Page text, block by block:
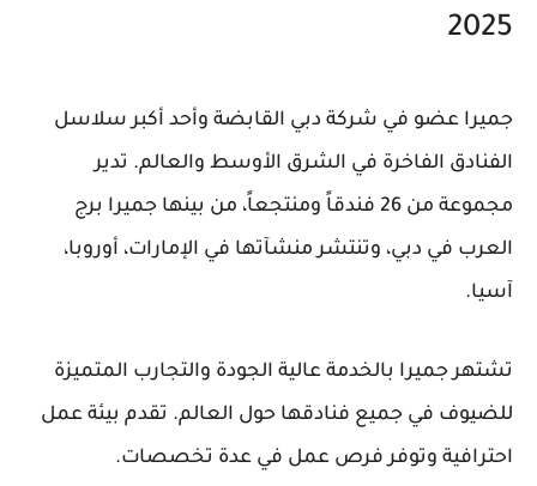
2025
جميرا عضو في شركة دبي القابضة وأحد أكبر سلاسل
الفنادق الفاخرة في الشرق الأوسط والعالم. تدير
مجموعة من 26 فندقاً ومنتجعاً، من بينها جميرا برج
العرب في دبي، وتنتشر منشآتها في الإمارات، أوروبا،
آسيا.
تشتهر جميرا بالخدمة عالية الجودة والتجارب المتميزة
للضيوف في جميع فنادقها حول العالم. تقدم بيئة عمل
احترافية وتوفر فرص عمل في عدة تخصصات.